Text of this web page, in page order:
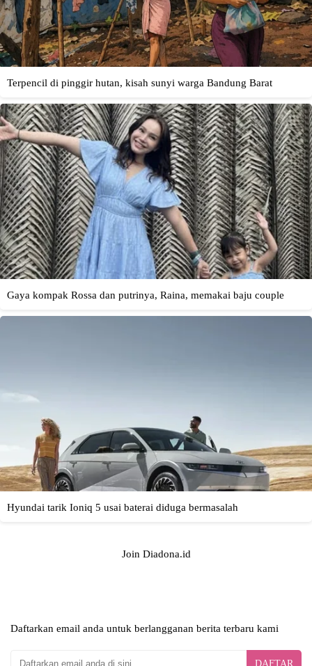
Join Diadona.id
Daftarkan email anda untuk berlangganan berita terbaru kami
DAFTAR